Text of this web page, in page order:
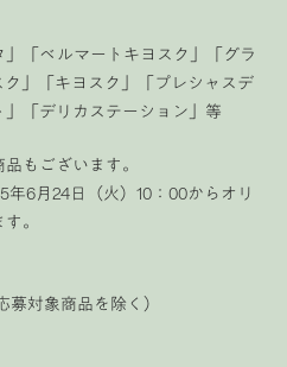
「ベルマートキヨスク」「グラ
」「キヨスク」「プレシャスデ
「デリカステーション」等
もございます。
6月24日（火）10：00からオリ
。
対象商品を除く）